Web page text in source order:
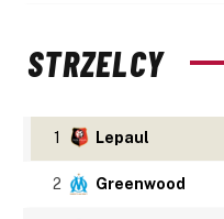
STRZELCY
1 Lepaul
2 Greenwood